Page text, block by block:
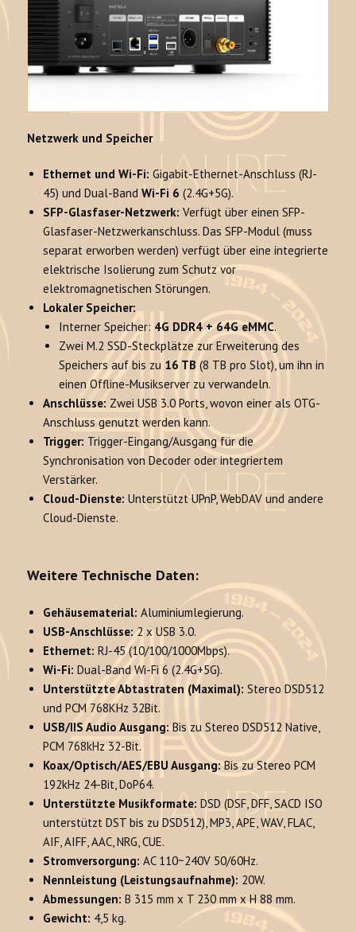
Netzwerk und Speicher
Ethernet und Wi-Fi: Gigabit-Ethernet-Anschluss (RJ-
45) und Dual-BandWi-Fi 6 (2.4G+5G).
SFP-Glasfaser-Netzwerk: Verfügt über einen SFP-
Glasfaser-Netzwerkanschluss. Das SFP-Modul (muss
separat erworben werden) verfügt über eine integrierte
elektrische Isolierung zum Schutz vor
elektromagnetischen Störungen.
Lokaler Speicher:
Interner Speicher: 4G DDR4 + 64G eMMC.
Zwei M.2 SSD-Steckplätze zur Erweiterung des
Speichers auf bis zu 16 TB (8 TB pro Slot), um ihn in
einen Offline-Musikserver zu verwandeln.
Anschlüsse: Zwei USB 3.0 Ports, wovon einer als OTG-
Anschluss genutzt werden kann.
Trigger: Trigger-Eingang/Ausgang für die
Synchronisation von Decoder oder integriertem
Verstärker.
Cloud-Dienste: Unterstützt UPnP, WebDAV und andere
Cloud-Dienste.
Weitere Technische Daten:
Gehäusematerial: Aluminiumlegierung.
USB-Anschlüsse:2 x USB 3.0.
Ethernet: RJ-45 (10/100/1000Mbps).
Wi-Fi: Dual-Band Wi-Fi 6 (2.4G+5G).
Unterstützte Abtastraten (Maximal): Stereo DSD512
und PCM 768KHz 32Bit.
USB/IIS Audio Ausgang: Bis zu Stereo DSD512 Native,
PCM 768kHz 32-Bit.
Koax/Optisch/AES/EBU Ausgang:Bis zu Stereo PCM
192kHz 24-Bit, DoP64.
Unterstützte Musikformate: DSD (DSF, DFF, SACD ISO
unterstützt DST bis zu DSD512), MP3, APE, WAV, FLAC,
AIF, AIFF, AAC, NRG, CUE.
Stromversorgung: AC 110~240V 50/60Hz.
Nennleistung (Leistungsaufnahme): 20W.
Abmessungen: B 315 mm x T 230 mm x H 88 mm.
Gewicht: 4,5 kg.